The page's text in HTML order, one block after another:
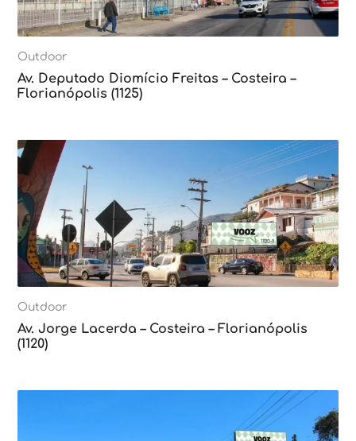
Outdoor
Av. Deputado Diomício Freitas – Costeira –
Florianópolis (1125)
Outdoor
Av. Jorge Lacerda – Costeira – Florianópolis
(1120)